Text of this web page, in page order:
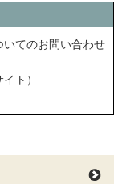
てのお問い合わせ
ト）